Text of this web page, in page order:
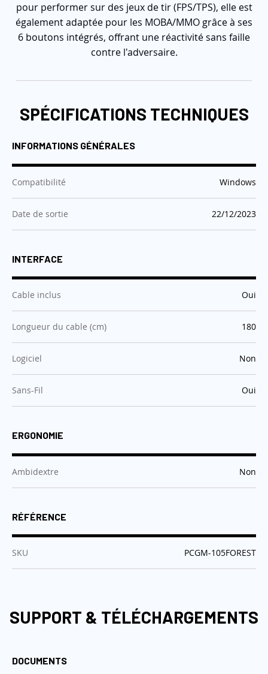
pour performer sur des jeux de tir (FPS/TPS), elle est
également adaptée pour les MOBA/MMO grâce à ses
6 boutons intégrés, offrant une réactivité sans faille
contre l'adversaire.
SPÉCIFICATIONS TECHNIQUES
INFORMATIONS GÉNÉRALES
Compatibilité :Windows
Date de sortie :22/12/2023
INTERFACE
Cable inclus :Oui
Longueur du cable (cm) :180
Logiciel :Non
Sans-Fil :Oui
ERGONOMIE
Ambidextre :Non
RÉFÉRENCE
SKU :PCGM-105FOREST
SUPPORT & TÉLÉCHARGEMENTS
DOCUMENTS